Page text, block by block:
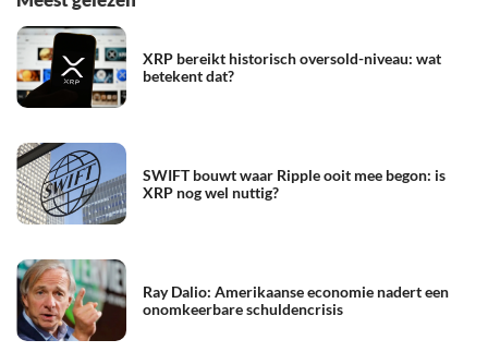
XRP bereikt historisch oversold-niveau: wat
betekent dat?
SWIFT bouwt waar Ripple ooit mee begon: is
XRP nog wel nuttig?
Ray Dalio: Amerikaanse economie nadert een
onomkeerbare schuldencrisis